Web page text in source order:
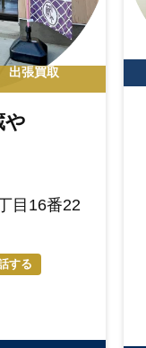
出張買取
や
目16番22
する